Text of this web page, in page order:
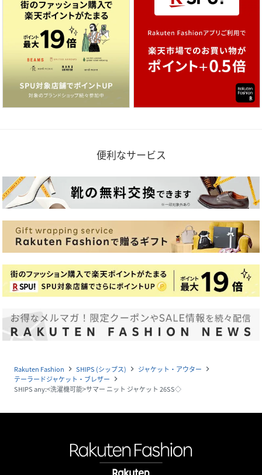
便利なサービス
Rakuten Fashion navigate_next SHIPS (シップス) navigate_next ジャケット・アウター navigate_next
テーラードジャケット・ブレザー navigate_next
SHIPS any:<洗濯機可能>サマー ニット ジャケット 26SS◇